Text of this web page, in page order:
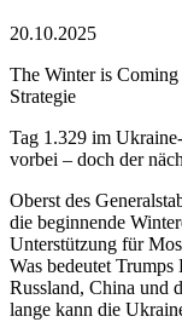
20.10.2025
The Winter is
Strategie
Tag 1.329 im
vorbei – doch der
Oberst des
die beginnende
Unterstützung für
Was bedeutet
Russland, China und
lange kann die